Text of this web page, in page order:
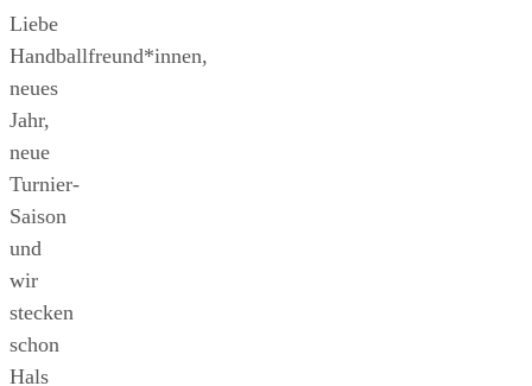
Liebe
Handballfreund*innen,
neues
Jahr,
neue
Turnier-
Saison
und
wir
stecken
schon
Hals